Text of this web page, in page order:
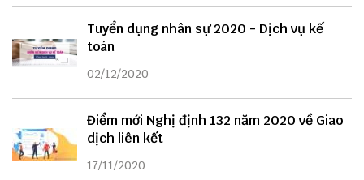
Tuyển dụng nhân sự 2020 - Dịch vụ kế
toán
02/12/2020
Điểm mới Nghị định 132 năm 2020 về Giao
dịch liên kết
17/11/2020